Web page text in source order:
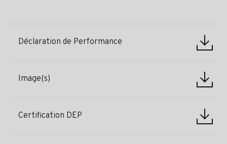
Déclaration de Performance
Image(s)
Certification DEP